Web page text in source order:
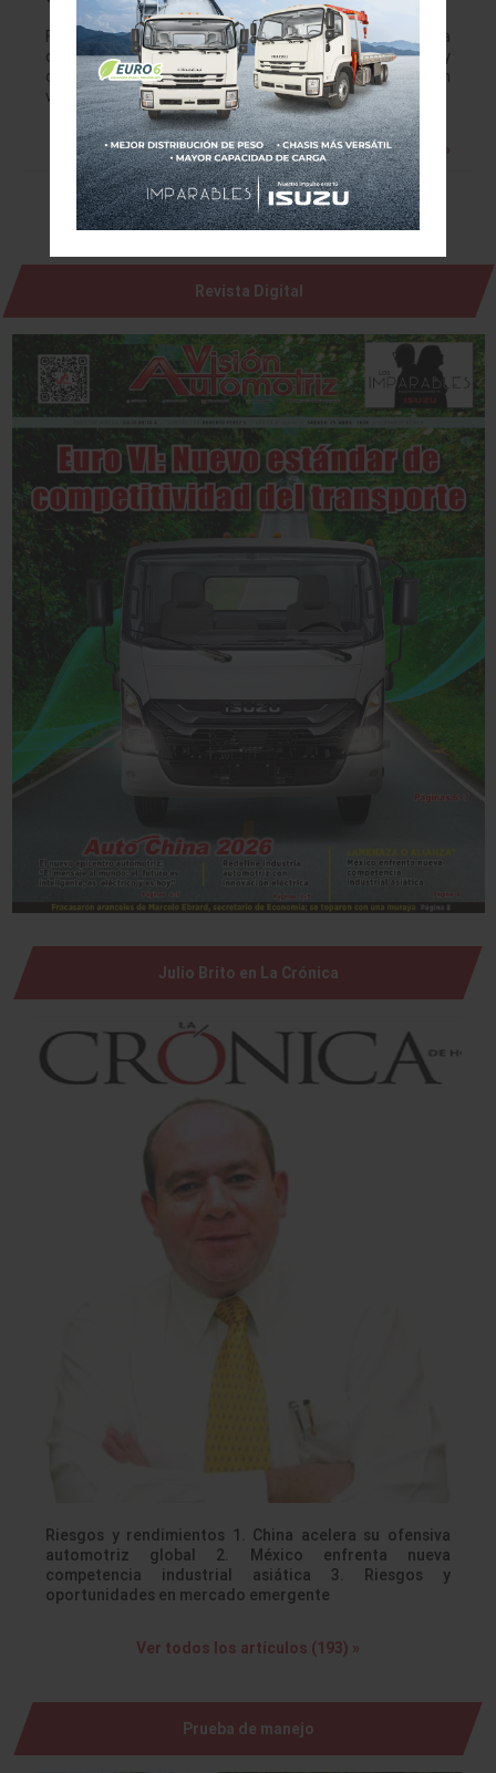
Ford está probando una nueva tecnología para indicar la
dirección desde la que se acercan personas, objetos y
otros vehículos. Las alertas para el conductor pueden
venir en diferentes formas,…
Leer más »
Revista Digital
Julio Brito en La Crónica
Riesgos y rendimientos 1. China acelera su ofensiva
automotriz global 2. México enfrenta nueva
competencia industrial asiática 3. Riesgos y
oportunidades en mercado emergente
Ver todos los artículos (193) »
Prueba de manejo